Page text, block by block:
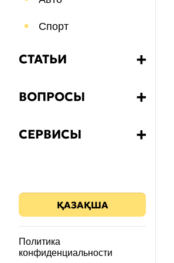
Спорт
СТАТЬИ ➕
Бизнес
Знания
Здоровье
ВОПРОСЫ ➕
Какой?
Почему?
Зачем?
СЕРВИСЫ ➕
ҚАЗАҚША
Политика
конфиденциальности